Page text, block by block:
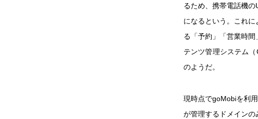
るため、携帯電話機
になるという。これ
る「予約」「営業時
テンツ管理システム
のようだ。
現時点でgoMobiを利
が管理するドメイン